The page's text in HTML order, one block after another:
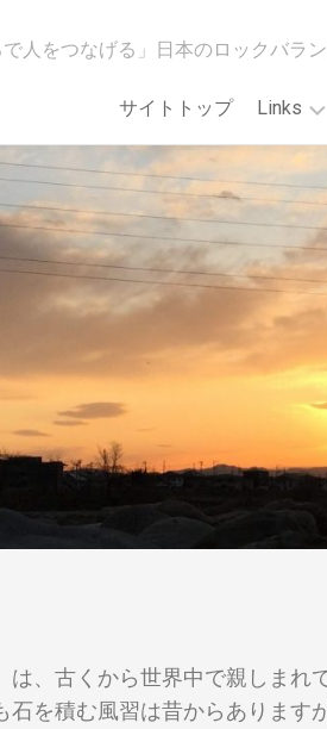
で人をつなげる」日本のロックバラ
サイトトップ Links
[石
花
会
Web
site
ロ
ク
シ
ン
ワ
ー
ク
、古くから世界中で親しまれ
を積む風習は昔からあります